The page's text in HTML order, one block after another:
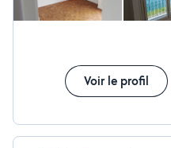
Voir le profil